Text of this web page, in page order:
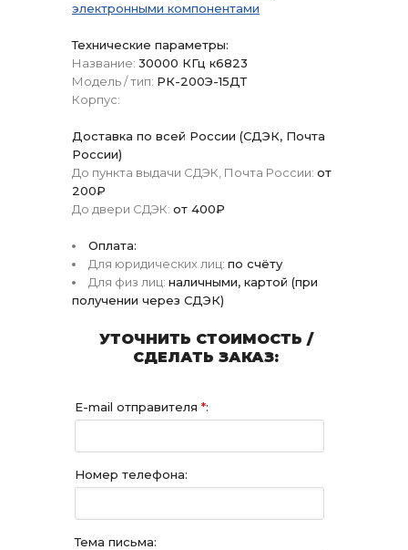
электронными компонентами
Технические параметры:
Название: 30000 КГц к6823
Модель / тип: РК-200Э-15ДТ
Корпус:
Доставка по всей России (СДЭК, Почта
России)
До пункта выдачи СДЭК, Почта России: от
200₽
До двери СДЭК: от 400₽
Оплата:
Для юридических лиц: по счёту
Для физ лиц: наличными, картой (при
получении через СДЭК)
УТОЧНИТЬ СТОИМОСТЬ /
СДЕЛАТЬ ЗАКАЗ:
E-mail отправителя *:
Номер телефона:
Тема письма: